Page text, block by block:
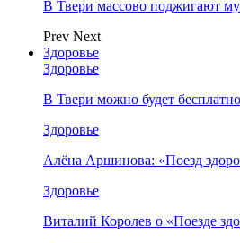
В Твери массово поджигают
Prev Next
Здоровье
Здоровье
В Твери можно будет
Здоровье
Алёна Аршинова: «Поезд
Здоровье
Виталий Королев о «Поезде